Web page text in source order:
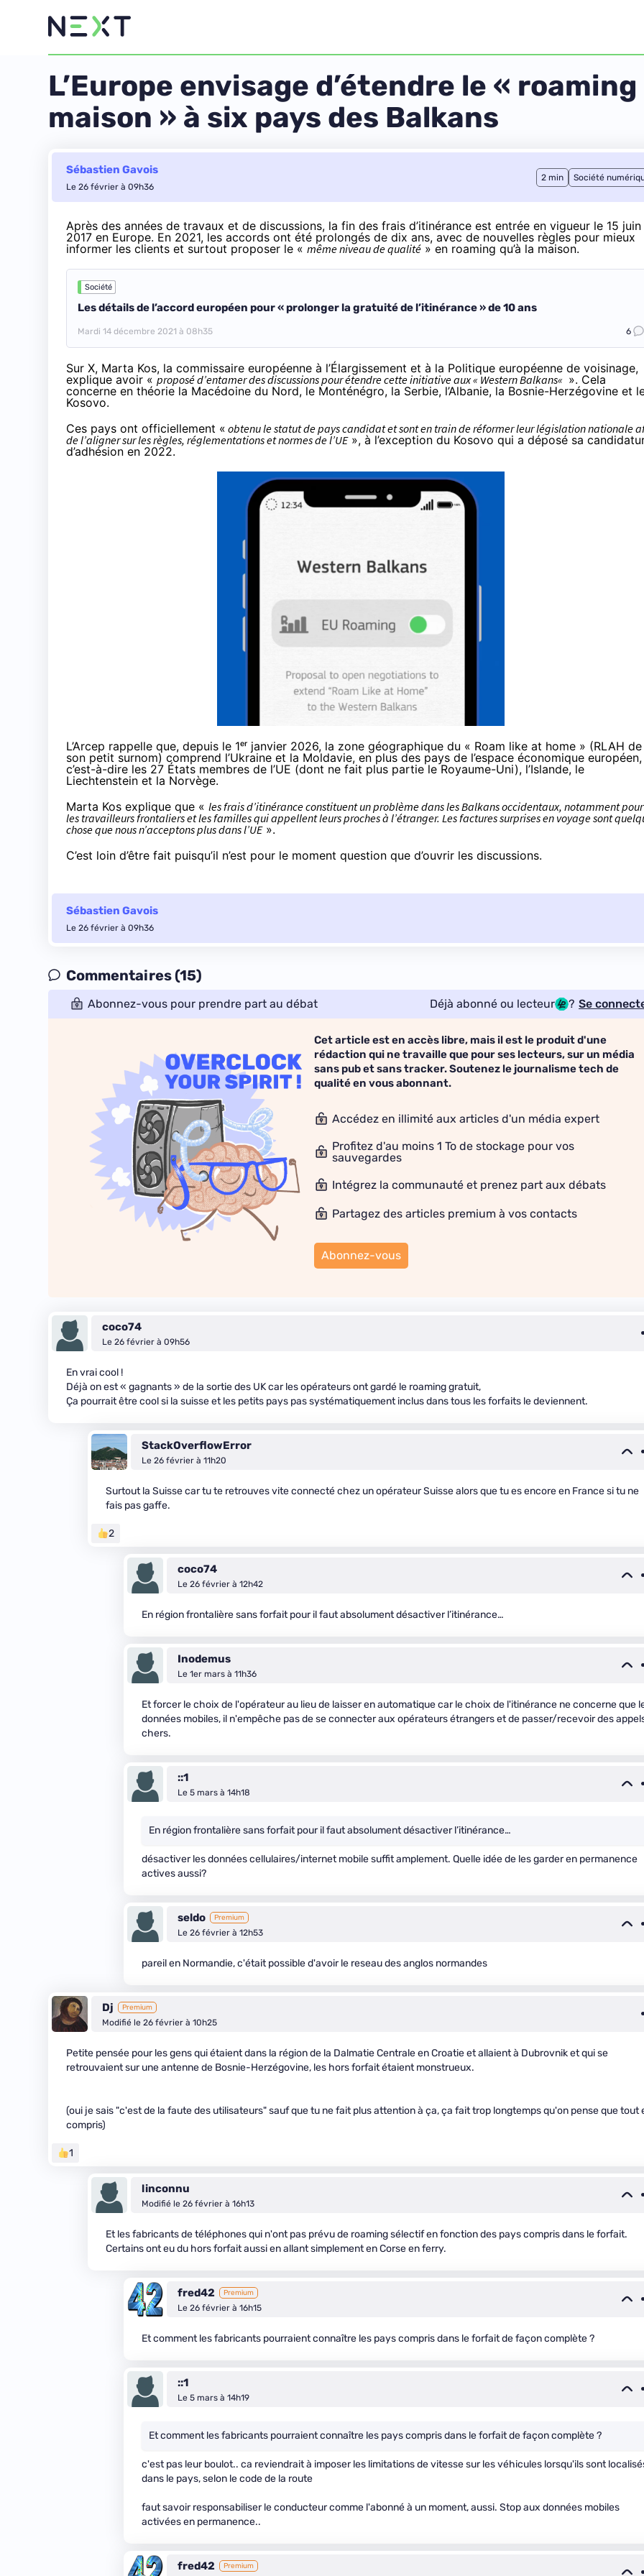
L’Europe envisage d’étendre le «
maison » à six pays des Balkans
Sébastien Gavois
Le 26 février à 09h36
2 min Société
Après des années de travaux et de discussions, la fin des frais d’itinérance est entrée en vigueur le 15 juin
2017 en Europe. En 2021, les accords ont été prolongés de dix ans, avec de nouvelles règles pour mieux
informer les clients et surtout proposer le « même niveau de qualité » en roaming qu’à la maison.
Société
Les détails de l’accord européen pour « prolonger la gratuité de l’itinérance » de 10 ans
Mardi 14 décembre 2021 à 08h35 6
Sur X, Marta Kos, la commissaire européenne à l’Élargissement et à la Politique européenne de voisinage,
explique avoir « proposé d’entamer des discussions pour étendre cette initiative aux «Western Balkans« ». Cela
concerne en théorie la Macédoine du Nord, le Monténégro, la Serbie, l’Albanie, la Bosnie-Herzégovine et
Kosovo.
Ces pays ont officiellement « obtenu le statut de pays candidat et sont en train de réformer leur législation nationale
de l’aligner sur les règles, réglementations et normes de l’UE», à l’exception du Kosovo qui a déposé sa
d’adhésion en 2022.
L’Arcep rappelle que, depuis le 1ᵉʳ janvier 2026, la zone géographique du « Roam like at home » (RLAH de
son petit surnom) comprend l’Ukraine et la Moldavie, en plus des pays de l’espace économique européen,
c’est-à-dire les 27 États membres de l’UE (dont ne fait plus partie le Royaume-Uni), l’Islande, le
Liechtenstein et la Norvège.
Marta Kos explique que « les frais d’itinérance constituent un problème dans les Balkans occidentaux, notamment pour
les travailleurs frontaliers et les familles qui appellent leurs proches à l’étranger. Les factures surprises en voyage sont
chose que nous n’acceptons plus dans l’UE».
C’est loin d’être fait puisqu’il n’est pour le moment question que d’ouvrir les discussions.
Sébastien Gavois
Le 26 février à 09h36
Commentaires (15)
Abonnez-vous pour prendre part au débat Déjà abonné ou lecteur ? Se
Cet article est en accès libre, mais il est le produit d'une
rédaction qui ne travaille que pour ses lecteurs, sur un média
sans pub et sans tracker. Soutenez le journalisme tech de
qualité en vous abonnant.
Accédez en illimité aux articles d'un média expert
Profitez d'au moins 1 To de stockage pour vos
sauvegardes
Intégrez la communauté et prenez part aux débats
Partagez des articles premium à vos contacts
Abonnez-vous
coco74
Le 26 février à 09h56
En vrai cool !
Déjà on est « gagnants » de la sortie des UK car les opérateurs ont gardé le roaming gratuit,
Ça pourrait être cool si la suisse et les petits pays pas systématiquement inclus dans tous les forfaits le deviennent.
StackOverflowError
Le 26 février à 11h20
Surtout la Suisse car tu te retrouves vite connecté chez un opérateur Suisse alors que tu es encore en France si tu ne
fais pas gaffe.
2
coco74
Le 26 février à 12h42
En région frontalière sans forfait pour il faut absolument désactiver l’itinérance…
Inodemus
Le 1er mars à 11h36
Et forcer le choix de l'opérateur au lieu de laisser en automatique car le choix de l'itinérance ne concerne que
données mobiles, il n'empêche pas de se connecter aux opérateurs étrangers et de passer/recevoir des
chers.
::1
Le 5 mars à 14h18
En région frontalière sans forfait pour il faut absolument désactiver l’itinérance…
désactiver les données cellulaires/internet mobile suffit amplement. Quelle idée de les garder en permanence
actives aussi?
seldo Premium
Le 26 février à 12h53
pareil en Normandie, c'était possible d'avoir le reseau des anglos normandes
Dj Premium
Modifié le 26 février à 10h25
Petite pensée pour les gens qui étaient dans la région de la Dalmatie Centrale en Croatie et allaient à Dubrovnik et qui se
retrouvaient sur une antenne de Bosnie-Herzégovine, les hors forfait étaient monstrueux.
(oui je sais "c'est de la faute des utilisateurs" sauf que tu ne fait plus attention à ça, ça fait trop longtemps qu'on pense que tout
compris)
1
linconnu
Modifié le 26 février à 16h13
Et les fabricants de téléphones qui n'ont pas prévu de roaming sélectif en fonction des pays compris dans le forfait.
Certains ont eu du hors forfait aussi en allant simplement en Corse en ferry.
fred42 Premium
Le 26 février à 16h15
Et comment les fabricants pourraient connaître les pays compris dans le forfait de façon complète ?
::1
Le 5 mars à 14h19
Et comment les fabricants pourraient connaître les pays compris dans le forfait de façon complète ?
c'est pas leur boulot.. ca reviendrait à imposer les limitations de vitesse sur les véhicules lorsqu'ils sont
dans le pays, selon le code de la route
faut savoir responsabiliser le conducteur comme l'abonné à un moment, aussi. Stop aux données mobiles
activées en permanence..
fred42 Premium